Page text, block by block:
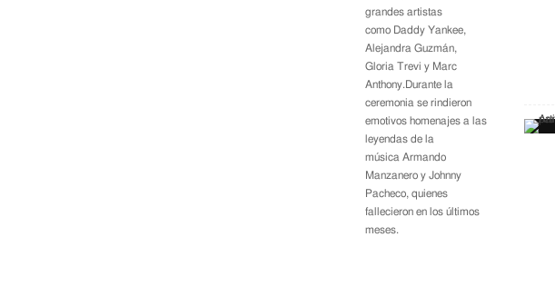
grandes artistas
como Daddy Yankee,
Alejandra Guzmán,
Gloria Trevi y Marc
Anthony.Durante la
ceremonia se rindieron
emotivos homenajes a las
leyendas de la
música Armando
Manzanero y Johnny
Pacheco, quienes
fallecieron en los últimos
meses.